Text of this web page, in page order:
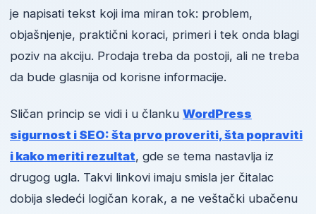
je napisati tekst koji ima miran tok: problem,
objašnjenje, praktični koraci, primeri i tek onda blagi
poziv na akciju. Prodaja treba da postoji, ali ne treba
da bude glasnija od korisne informacije.
Sličan princip se vidi i u članku WordPress
sigurnost i SEO: šta prvo proveriti, šta popraviti
i kako meriti rezultat, gde se tema nastavlja iz
drugog ugla. Takvi linkovi imaju smisla jer čitalac
dobija sledeći logičan korak, a ne veštački ubačenu